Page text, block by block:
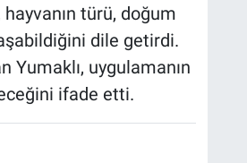
türü, doğum
dile getirdi.
Yumaklı, uygulamanın
ifade etti.